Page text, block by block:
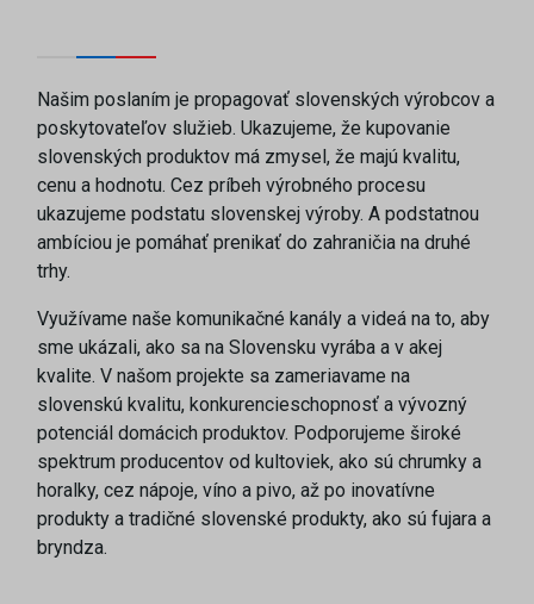
Našim poslaním je propagovať slovenských výrobcov a
poskytovateľov služieb. Ukazujeme, že kupovanie
slovenských produktov má zmysel, že majú kvalitu,
cenu a hodnotu. Cez príbeh výrobného procesu
ukazujeme podstatu slovenskej výroby. A podstatnou
ambíciou je pomáhať prenikať do zahraničia na druhé
trhy.
Využívame naše komunikačné kanály a videá na to, aby
sme ukázali, ako sa na Slovensku vyrába a v akej
kvalite. V našom projekte sa zameriavame na
slovenskú kvalitu, konkurencieschopnosť a vývozný
potenciál domácich produktov. Podporujeme široké
spektrum producentov od kultoviek, ako sú chrumky a
horalky, cez nápoje, víno a pivo, až po inovatívne
produkty a tradičné slovenské produkty, ako sú fujara a
bryndza.